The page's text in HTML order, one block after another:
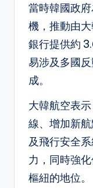
當時韓國政
機，推動由
銀行提供約
易涉及多國
成。
大韓航空表
線、增加新
及飛行安全
力，同時強
樞紐的地位。